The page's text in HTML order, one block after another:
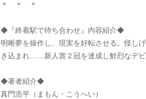
＊ ＊ ＊
◆『終着駅で待ち合わせ』内容紹介◆
明晰夢を操作し、現実を好転させる。怪し
き込まれ……新人賞２冠を達成し鮮烈なデビ
◆著者紹介◆
真門浩平（まもん・こうへい）